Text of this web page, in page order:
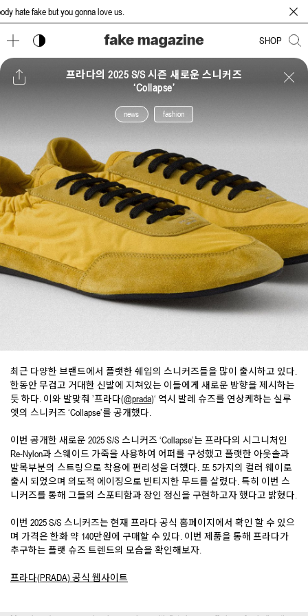
fake but you gonna love us.
다크 모드 토글 SHOP
프라다의 2025 S/S 시즌 새로운 스니커즈
‘Collapse’
news fashion
최근 다양한 브랜드에서 플랫한 쉐입의 스니커즈들을 많이 출시하고 있다.
한동안 무겁고 거대한 신발에 지쳐있는 이들에게 새로운 방향을 제시하는
듯 하다. 이와 발맞춰 ’프라다(@prada)‘ 역시 발레 슈즈를 연상케하는 실루
엣의 스니커즈 ‘Collapse’를 공개했다.
이번 공개한 새로운 2025 S/S 스니커즈 ‘Collapse’는 프라다의 시그니처인
Re-Nylon과 스웨이드 가죽을 사용하여 어퍼를 구성했고 플랫한 아웃솔과
발목부분의 스트링으로 착용에 편리성을 더했다. 또 5가지의 컬러 웨이로
출시 되었으며 의도적 에이징으로 빈티지한 무드를 살렸다. 특히 이번 스
니커즈를 통해 그들의 스포티함과 장인 정신을 구현하고자 했다고 밝혔다.
이번 2025 S/S 스니커즈는 현재 프라다 공식 홈페이지에서 확인 할 수 있으
며 가격은 한화 약 140만원에 구매할 수 있다. 이번 제품을 통해 프라다가
추구하는 플랫 슈즈 트렌드의 모습을 확인해보자.
프라다(PRADA) 공식 웹사이트